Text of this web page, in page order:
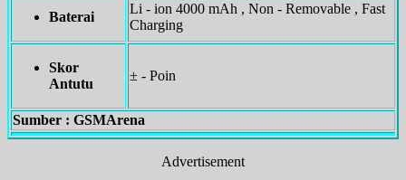
Baterai
Li - ion 4000 mAh , Non - Removable , Fast
Charging
Skor
Antutu
± - Poin
Sumber : GSMArena
Advertisement